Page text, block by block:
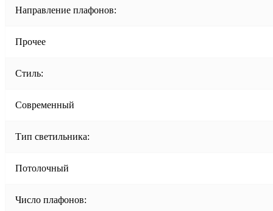
Направление плафонов:
Прочее
Стиль:
Современный
Тип светильника:
Потолочный
Число плафонов: